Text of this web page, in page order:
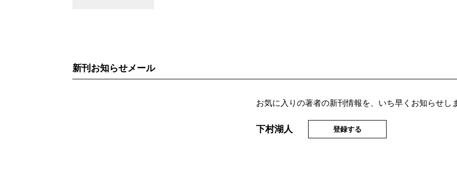
新刊お知らせメール
お気に入りの著者の新刊情報を、いち早くお知らせし
下村湖人 登録する